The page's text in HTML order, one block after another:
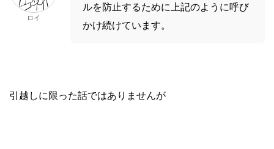
ロイ
ルを防止するために上記のように呼び
かけ続けています。
引越しに限った話ではありませんが